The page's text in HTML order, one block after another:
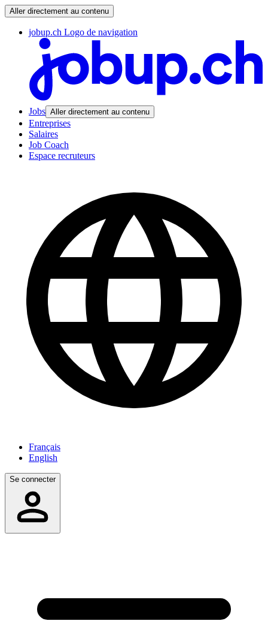
Aller directement au contenu
jobup.ch Logo de navigation
Jobs Aller directement au contenu
Entreprises
Salaires
Job Coach
Espace recruteurs
Français
English
Se connecter